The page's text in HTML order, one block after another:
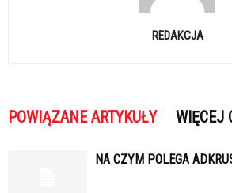
REDAKCJA
POWIĄZANE ARTYKUŁY WIĘCEJ
NA CZYM POLEGA